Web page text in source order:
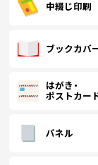
中綴じ印刷
ブックカバ
はがき・
ポストカー
パネル
入稿
お支払い
発送・配送